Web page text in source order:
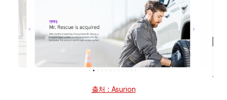
출처 : Asurion